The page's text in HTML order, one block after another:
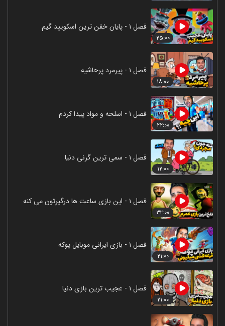
۲۵:۰۰
فصل ۱ - پایان خفن ترین اسکویید گیم
۱۸:۰۰
فصل ۱ - پیرمرد پرحاشیه
۲۲:۰۰
فصل ۱ - اسلحه و مواد پیدا کردم
۱۲:۰۰
فصل ۱ - سمی ترین گرنی دنیا
۳۲:۰۰
فصل ۱ - این بازی ساعت ها درگیرتون می کنه
۲۱:۰۰
فصل ۱ - بازی ایرانی موبایل پوکه
۲۱:۰۰
فصل ۱ - عجیب ترین بازی دنیا